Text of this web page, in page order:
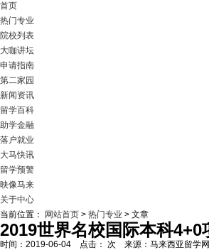
首页
热门专业
院校列表
大咖讲坛
申请指南
第二家园
新闻资讯
留学百科
助学金融
落户就业
大马快讯
留学预警
映像马来
关于中心
当前位置：
网站首页 > 热门专业 > 文章
2019世界名校国际本科
时间：2019-06-04 点击： 次 来源：马来西亚留学